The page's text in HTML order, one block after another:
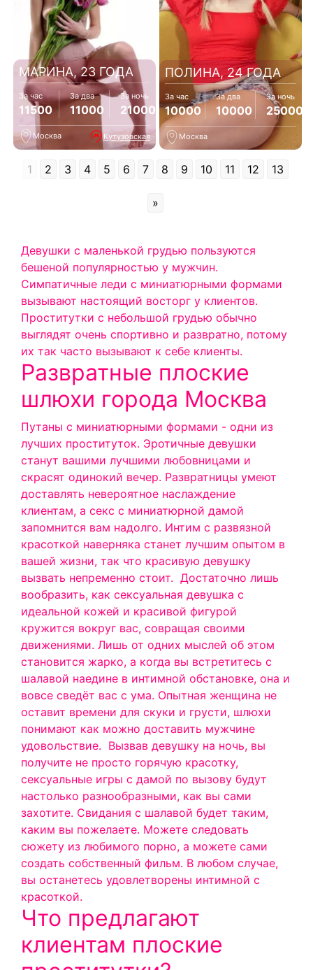
МАРИНА, 23 ГОДА
За час
11500
За два
11000
За ночь
21000
Москва Кутузовская
ПОЛИНА, 24 ГОДА
За час
10000
За два
10000
За ночь
25000
Москва
1 2 3 4 5 6 7 8 9 10 11 12 13
»
Девушки с маленькой грудью пользуются
бешеной популярностью у мужчин.
Симпатичные леди с миниатюрными формами
вызывают настоящий восторг у клиентов.
Проститутки с небольшой грудью обычно
выглядят очень спортивно и развратно, потому
их так часто вызывают к себе клиенты.
Развратные плоские
шлюхи города Москва
Путаны с миниатюрными формами - одни из
лучших проституток. Эротичные девушки
станут вашими лучшими любовницами и
скрасят одинокий вечер. Развратницы умеют
доставлять невероятное наслаждение
клиентам, а секс с миниатюрной дамой
запомнится вам надолго. Интим с развязной
красоткой наверняка станет лучшим опытом в
вашей жизни, так что красивую девушку
вызвать непременно стоит. Достаточно лишь
вообразить, как сексуальная девушка с
идеальной кожей и красивой фигурой
кружится вокруг вас, совращая своими
движениями. Лишь от одних мыслей об этом
становится жарко, а когда вы встретитесь с
шалавой наедине в интимной обстановке, она и
вовсе сведёт вас с ума. Опытная женщина не
оставит времени для скуки и грусти, шлюхи
понимают как можно доставить мужчине
удовольствие. Вызвав девушку на ночь, вы
получите не просто горячую красотку,
сексуальные игры с дамой по вызову будут
настолько разнообразными, как вы сами
захотите. Свидания с шалавой будет таким,
каким вы пожелаете. Можете следовать
сюжету из любимого порно, а можете сами
создать собственный фильм. В любом случае,
вы останетесь удовлетворены интимной с
красоткой.
Что предлагают
клиентам плоские